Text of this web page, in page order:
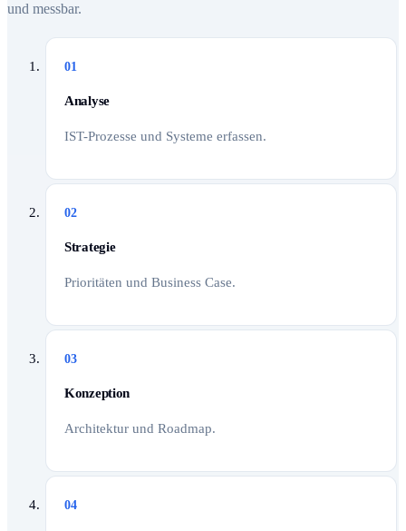
und messbar.
01
Analyse
IST-Prozesse und Systeme erfassen.
02
Strategie
Prioritäten und Business Case.
03
Konzeption
Architektur und Roadmap.
04